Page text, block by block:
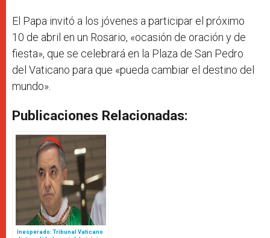
El Papa invitó a los jóvenes a participar el próximo
10 de abril en un Rosario, «ocasión de oración y de
fiesta», que se celebrará en la Plaza de San Pedro
del Vaticano para que «pueda cambiar el destino del
mundo».
Publicaciones Relacionadas:
Inesperado: Tribunal Vaticano